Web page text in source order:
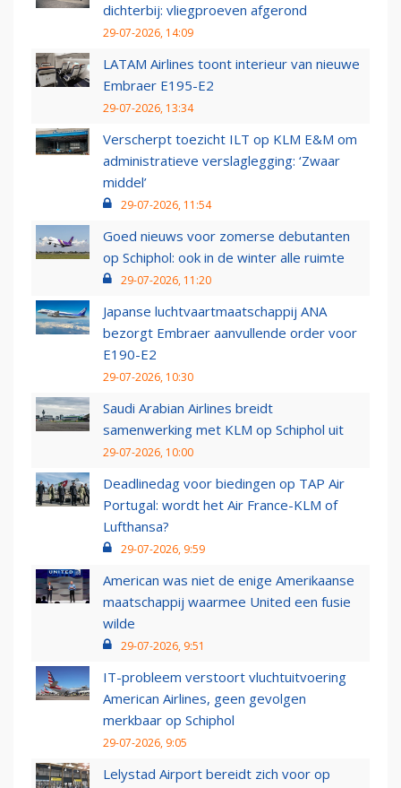
dichterbij: vliegproeven afgerond
29-07-2026, 14:09
LATAM Airlines toont interieur van nieuwe
Embraer E195-E2
29-07-2026, 13:34
Verscherpt toezicht ILT op KLM E&M om
administratieve verslaglegging: ‘Zwaar
middel’
29-07-2026, 11:54
Goed nieuws voor zomerse debutanten
op Schiphol: ook in de winter alle ruimte
29-07-2026, 11:20
Japanse luchtvaartmaatschappij ANA
bezorgt Embraer aanvullende order voor
E190-E2
29-07-2026, 10:30
Saudi Arabian Airlines breidt
samenwerking met KLM op Schiphol uit
29-07-2026, 10:00
Deadlinedag voor biedingen op TAP Air
Portugal: wordt het Air France-KLM of
Lufthansa?
29-07-2026, 9:59
American was niet de enige Amerikaanse
maatschappij waarmee United een fusie
wilde
29-07-2026, 9:51
IT-probleem verstoort vluchtuitvoering
American Airlines, geen gevolgen
merkbaar op Schiphol
29-07-2026, 9:05
Lelystad Airport bereidt zich voor op